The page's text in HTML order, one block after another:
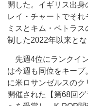
開した。イギリス出
レイ・チャートでそ
ミスとキム・ペトラ
制した2022年以来とな
先週4位にランクイ
は今週も同位をキープ
に米ロサンゼルスの
開催された【第68回